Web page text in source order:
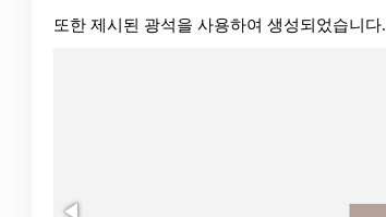
또한 제시된 광석을 사용하여 생성되었습니다.